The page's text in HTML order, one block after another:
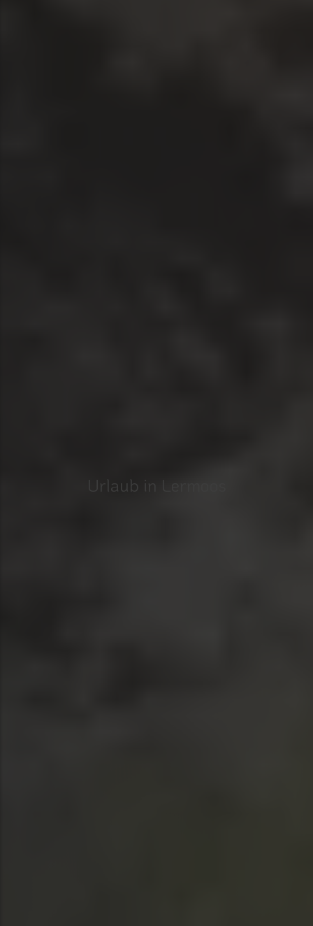
Urlaub in Lermoos